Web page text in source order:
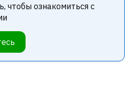
чтобы ознакомиться с